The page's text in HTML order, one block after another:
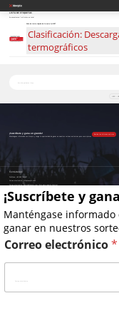
LISTA DE ETIQUETAS
Se encontraron 1 artículos en total
Guía de inicio rápido de la serie QUEST
Clasificación:
termográficos
LUMI –
¡Suscríbete y gana en grande!
Manténgase informado con Nocpix y tenga la oportunidad de ganar en nuestros sorteos exclusivos para suscriptores.
Reciba las últimas noticias
Contáctenos
Teléfono:
+49 800 1806627
Correo electrónico: info@nocpix.com
Correo electrónico: service@nocpix.com (Solo para soporte técnico)
© 2026 Todos los derechos reservados Inlumen Technologies Co., Ltd.
política de privacidad
¡Suscríbete y
Manténgase
ganar en nuestros
Correo electrónico*